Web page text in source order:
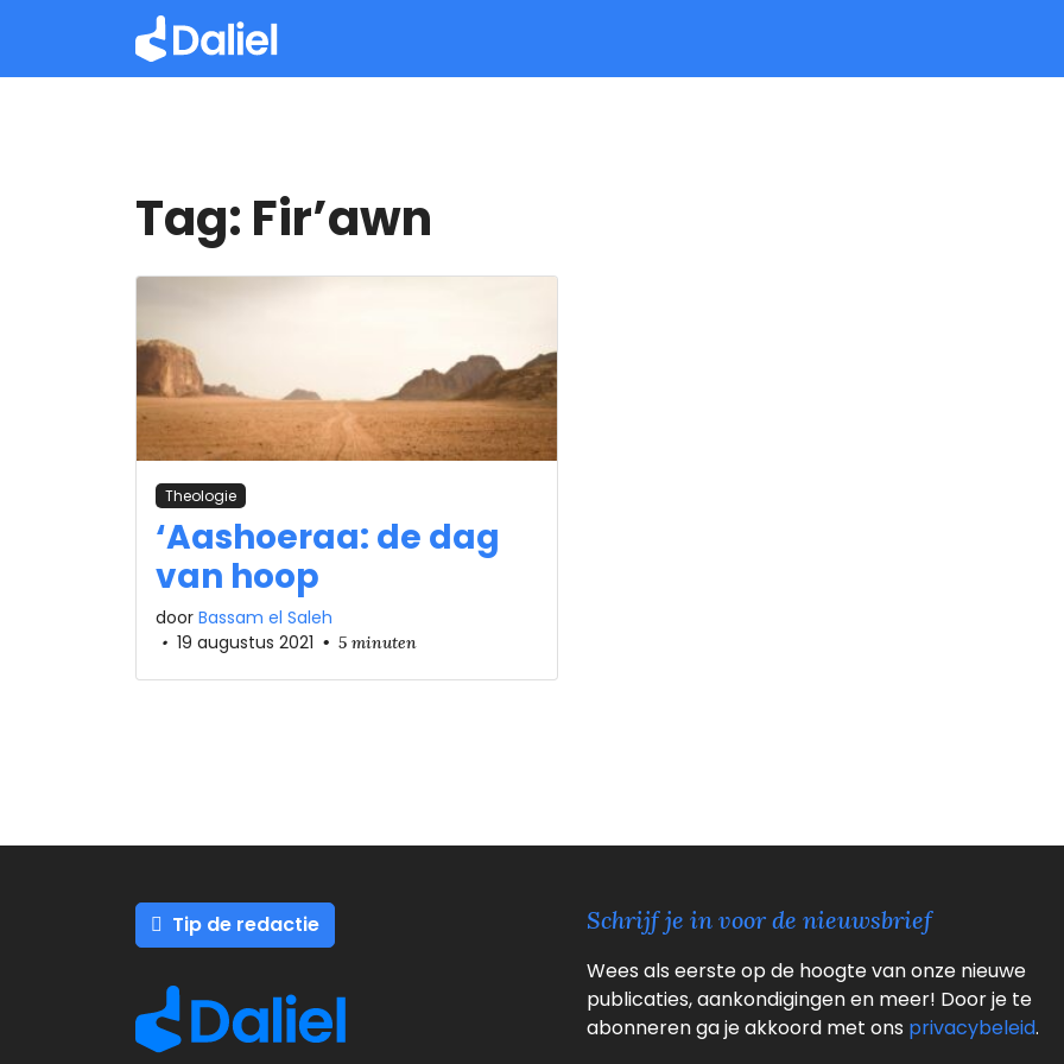
Tag: Fir’awn
Theologie
‘Aashoeraa: de dag
van hoop
door Bassam el Saleh
• 19 augustus 2021 • 5 minuten
Tip de redactie Schrijf je in voor de nieuwsbrief
Wees als eerste op de hoogte van onze nieuwe
publicaties, aankondigingen en meer! Door je te
abonneren ga je akkoord met ons privacybeleid.